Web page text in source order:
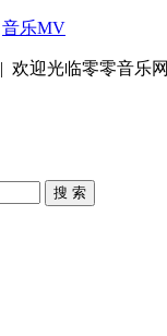
音乐MV
| 欢迎光临零零音乐网
搜 索